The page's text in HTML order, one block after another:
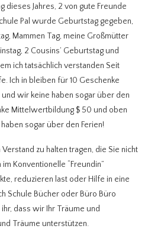
dieses Jahres, 2 von gute Freunde
Pal wurde Geburtstag gegeben,
Mammen Tag, meine Großmütter
2 Cousins’ Geburtstag und
ich tatsächlich verstanden Seit
Ich in bleiben für 10 Geschenke
wir keine haben sogar über den
Mittelwertbildung $ 50 und oben
sogar über den Ferien!
zu halten tragen, die Sie nicht
Konventionelle “Freundin”
reduzieren last oder Hilfe in eine
Schule Bücher oder Büro Büro
dass wir Ihr Träume und
Träume unterstützen.